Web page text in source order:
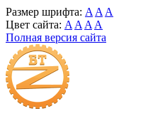
Размер шрифта: A A A
Цвет сайта: A A A A
Полная версия сайта